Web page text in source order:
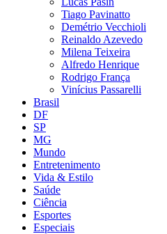
Tiago Pavinatto
Demétrio Vecchioli
Reinaldo Azevedo
Milena Teixeira
Alfredo Henrique
Rodrigo França
Vinícius Passarelli
Brasil
DF
SP
MG
Mundo
Entretenimento
Vida & Estilo
Saúde
Ciência
Esportes
Especiais